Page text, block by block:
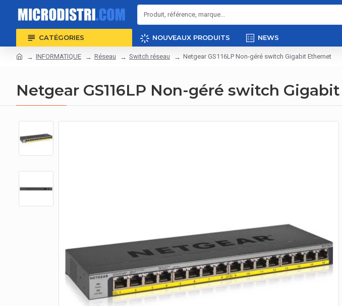
CATÉGORIES NOUVEAUX PRODUITS NEWS
INFORMATIQUE Réseau Switch réseau Netgear GS116LP Non-géré switch Gigabit Ethernet
Netgear GS116LP Non-géré switch